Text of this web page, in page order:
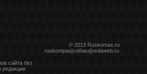
© 2013 Ruskomas.ru
ruskompas[собака]vedaweb.ru
сайта без
редакции